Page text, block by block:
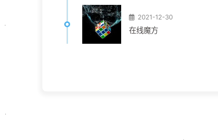
2021-12-30
在线魔方